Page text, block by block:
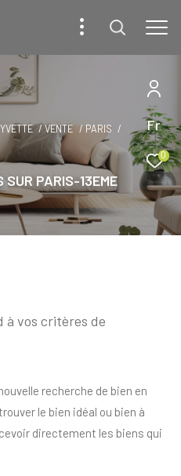
Fr
0
VENTE
PARIS
SUR PARIS-13EME
à vos critères de
recherche de bien en
le bien idéal ou bien à
directement les biens qui